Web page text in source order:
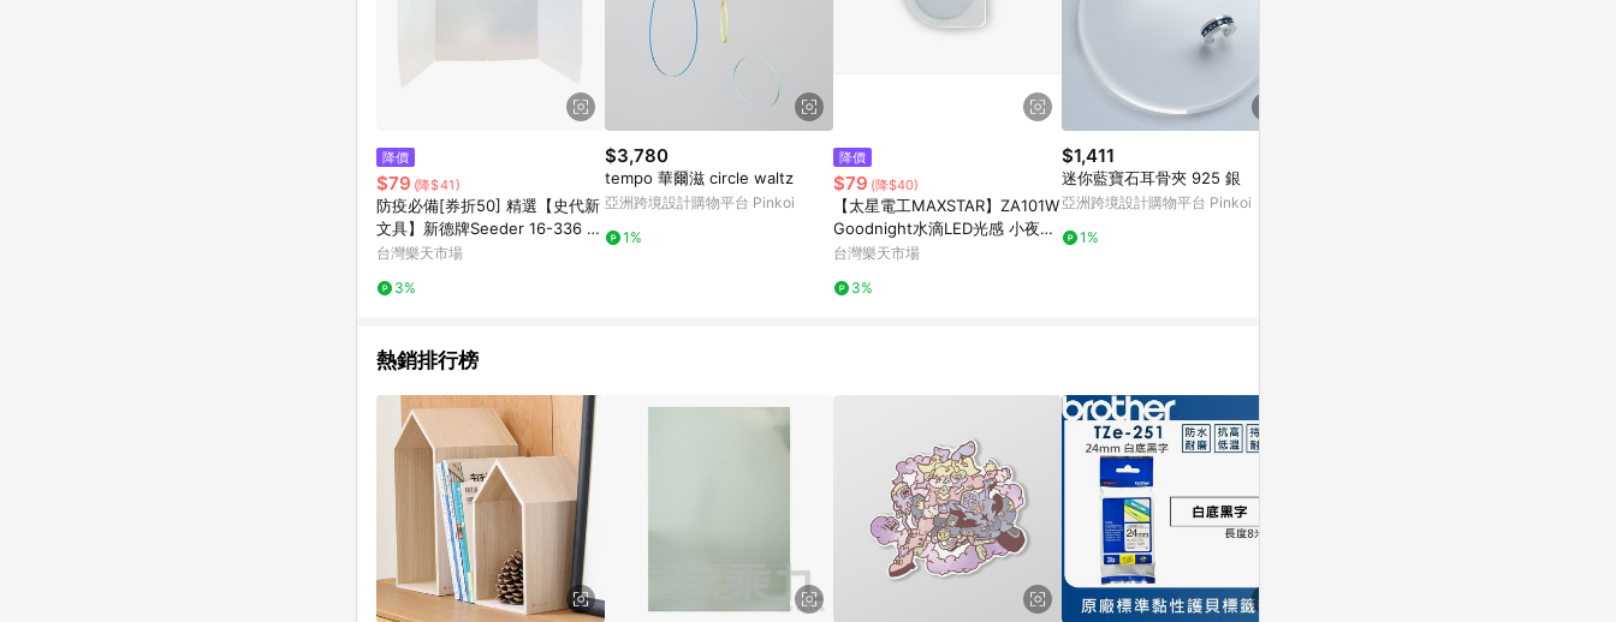
降價
$79 (降$41)
防疫必備[券折50] 精選【史代新
文具】新德牌Seeder 16-336 3
5x96cm PP防疫隔板 抗漲省荷
台灣樂天市場
3%
$3,780
tempo 華爾滋 circle waltz
亞洲跨境設計購物平台 Pinkoi
1%
降價
$79 (降$40)
【太星電工MAXSTAR】ZA101W
Goodnight水滴LED光感 小夜
燈-白光
台灣樂天市場
3%
$1,411
迷你藍寶石耳骨夾 925 銀
亞洲跨境設計購物平台 Pinkoi
1%
熱銷排行榜